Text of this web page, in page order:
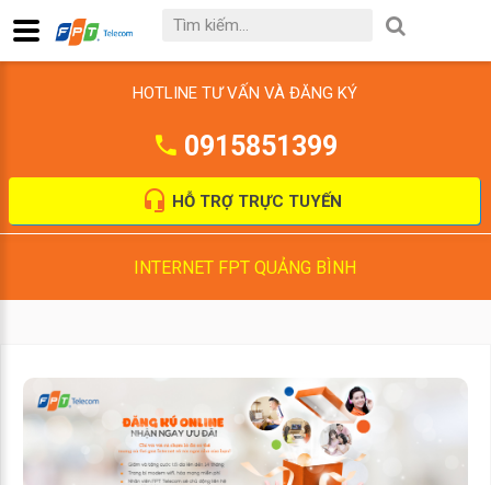
HOTLINE TƯ VẤN VÀ ĐĂNG KÝ
0915851399
HỖ TRỢ TRỰC TUYẾN
INTERNET FPT QUẢNG BÌNH